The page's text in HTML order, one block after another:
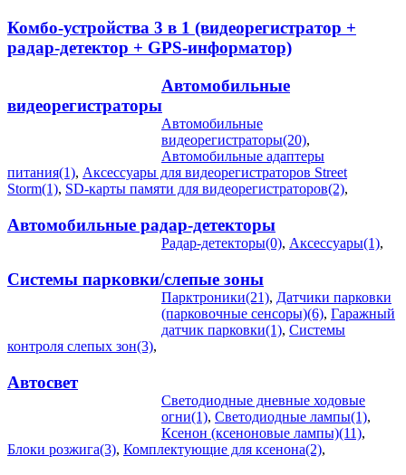
Комбо-устройства 3 в 1 (видеорегистратор +
радар-детектор + GPS-информатор)
Автомобильные
видеорегистраторы
Автомобильные
видеорегистраторы(20),
Автомобильные адаптеры
питания(1), Аксессуары для видеорегистраторов Street
Storm(1), SD-карты памяти для видеорегистраторов(2),
Автомобильные радар-детекторы
Радар-детекторы(0), Аксессуары(1),
Системы парковки/слепые зоны
Парктроники(21), Датчики парковки
(парковочные сенсоры)(6), Гаражный
датчик парковки(1), Системы
контроля слепых зон(3),
Автосвет
Светодиодные дневные ходовые
огни(1), Светодиодные лампы(1),
Ксенон (ксеноновые лампы)(11),
Блоки розжига(3), Комплектующие для ксенона(2),